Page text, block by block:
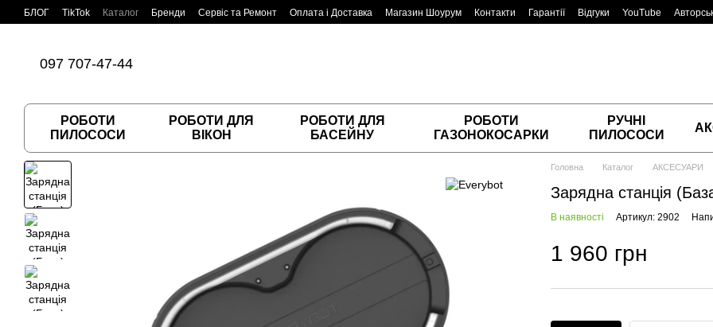
Перейти до основного контенту
БЛОГ TikTok Каталог Бренди Сервіс та Ремонт Оплата і Доставка Магазин Шоурум Контакти Гарантії Відгуки YouTube
097 707-47-44
РОБОТИ
ПИЛОСОСИ
РОБОТИ ДЛЯ
ВІКОН
РОБОТИ ДЛЯ
БАСЕЙНУ
РОБОТИ
ГАЗОНОКОСАРКИ
РУЧНІ
ПИЛОСОСИ
Головна Каталог АКСЕСУАРИ
Зарядна станція
В наявності Артикул: 2902
1 960 грн